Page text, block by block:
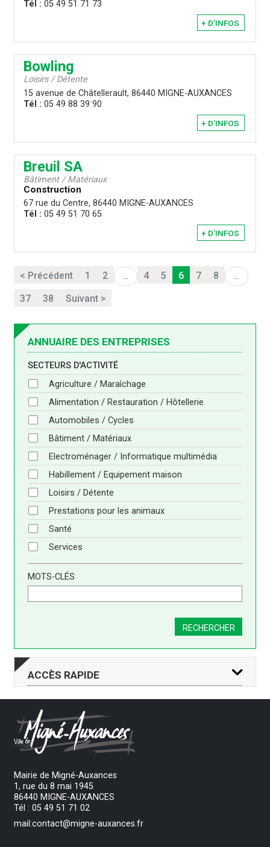
Tél : 05 49 51 71 73
+ D’INFOS
Bowling
Loisirs / Détente
15 avenue de Châtellerault, 86440 MIGNE-AUXANCES
Tél : 05 49 88 39 90
+ D’INFOS
Breuil SA
Bâtiment / Matériaux
Construction
67 rue du Centre, 86440 MIGNE-AUXANCES
Tél : 05 49 51 70 65
+ D’INFOS
< Précédent 1 2 ... 4 5 6 7 8 ...
37 38 Suivant >
ANNUAIRE DES ENTREPRISES
SECTEURS D'ACTIVITÉ
Agriculture / Maraîchage
Alimentation / Restauration / Hôtellerie
Automobiles / Cycles
Bâtiment / Matériaux
Electroménager / Informatique multimédia
Habillement / Equipement maison
Loisirs / Détente
Prestations pour les animaux
Santé
Services
MOTS-CLÉS
RECHERCHER
ACCÈS RAPIDE
DÉMARCHES
SERVICES
Mairie de Migné-Auxances
1, rue du 8 mai 1945
86440 MIGNE-AUXANCES
Tél : 05 49 51 71 02
mail:contact@migne-auxances.fr